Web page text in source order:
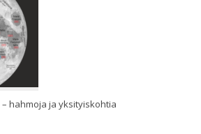
hahmoja ja yksityiskohtia